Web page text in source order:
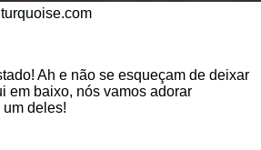
Ah e não se esqueçam de deixar
em baixo, nós vamos adorar
deles!